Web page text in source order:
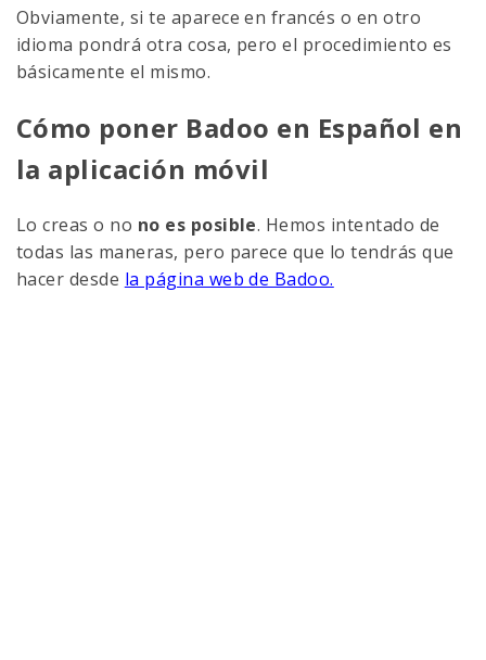
Obviamente, si te aparece en francés o en otro
idioma pondrá otra cosa, pero el procedimiento es
básicamente el mismo.
Cómo poner Badoo en Español en
la aplicación móvil
Lo creas o no no es posible. Hemos intentado de
todas las maneras, pero parece que lo tendrás que
hacer desde la página web de Badoo.